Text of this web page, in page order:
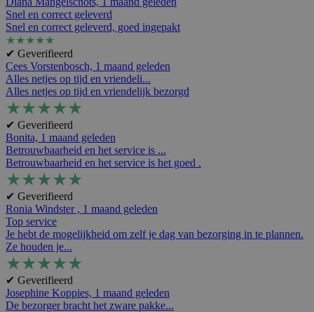
Snel en correct geleverd
Snel en correct geleverd, goed ingepakt
★★★★★
✔ Geverifieerd
Cees Vorstenbosch, 1 maand geleden
Alles netjes op tijd en vriendeli...
Alles netjes op tijd en vriendelijk bezorgd
★★★★★
✔ Geverifieerd
Bonita, 1 maand geleden
Betrouwbaarheid en het service is ...
Betrouwbaarheid en het service is het goed .
★★★★★
✔ Geverifieerd
Ronia Windster , 1 maand geleden
Top service
Je hebt de mogelijkheid om zelf je dag van bezorging in te plannen.
Ze houden je...
★★★★★
✔ Geverifieerd
Josephine Koppies, 1 maand geleden
De bezorger bracht het zware pakke...